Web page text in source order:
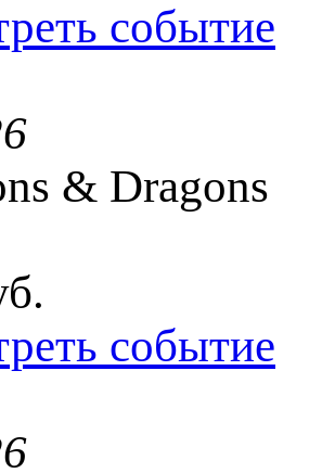
событие
& Dragons
событие